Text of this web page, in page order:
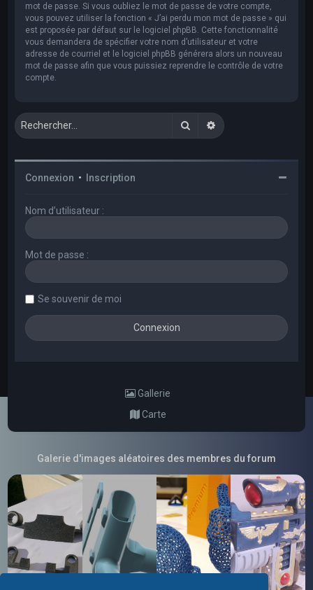
mot de passe. Si vous oubliez le mot de passe de votre compte,
vous pouvez utiliser la fonction « J’ai perdu mon mot de passe » qui
est proposée par défaut sur le logiciel phpBB. Cette fonctionnalité
vous demandera de spécifier votre nom d’utilisateur et votre
adresse de courriel et le logiciel phpBB générera alors un nouveau
mot de passe afin que vous puissiez reprendre le contrôle de votre
compte.
RechercherRecherche avancée
Connexion • Inscription
Nom d’utilisateur :
Mot de passe :
Se souvenir de moi
Gallerie
Carte
Galerie d'images aléatoires des membres du forum